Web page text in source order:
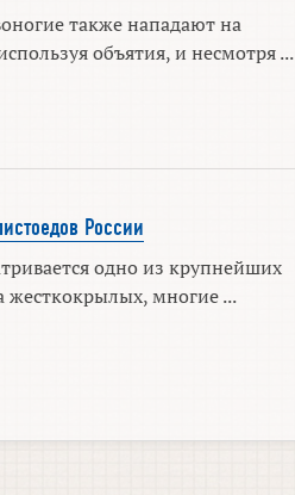
также нападают на
объятия, и несмотря ...
России
одно из крупнейших
жесткокрылых, многие ...